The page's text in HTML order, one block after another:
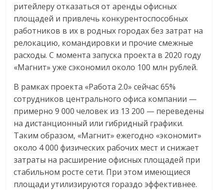
обсудить
эти
изменения
читателем.
ритейлеру отказаться от аренды офисных
площадей и привлечь конкурентоспособных
работников в их в родных городах без затрат на
релокацию, командировки и прочие смежные
расходы. С момента запуска проекта в 2020 году
«Магнит» уже сэкономил около 100 млн рублей.
В рамках проекта «Работа 2.0» сейчас 65%
сотрудников центрального офиса компании —
примерно 9 000 человек из 13 200 — переведены
на дистанционный или гибридный графики.
Таким образом, «Магнит» ежегодно «экономит»
около 4 000 физических рабочих мест и снижает
затраты на расширение офисных площадей при
стабильном росте сети. При этом имеющиеся
площади утилизируются гораздо эффективнее.